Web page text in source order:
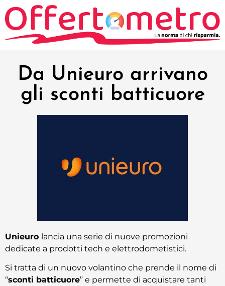
Da Unieuro arrivano
gli sconti batticuore
Unieuro lancia una serie di nuove promozioni
dedicate a prodotti tech e elettrodometistici.
Si tratta di un nuovo volantino che prende il nome di
“sconti batticuore” e permette di acquistare tanti